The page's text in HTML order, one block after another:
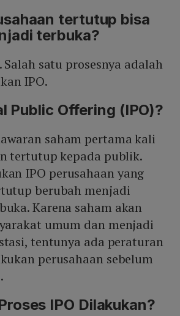
tertutup bisa
terbuka?
Salah satu prosesnya adalah
IPO.
Public Offering (IPO)?
saham pertama kali
tertutup kepada publik.
IPO perusahaan yang
berubah menjadi
Karena saham akan
umum dan menjadi
tentunya ada peraturan
perusahaan sebelum
IPO Dilakukan?